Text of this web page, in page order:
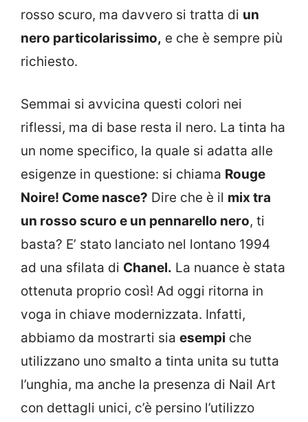
rosso scuro, ma davvero si tratta di un
nero particolarissimo, e che è sempre più
richiesto.
Semmai si avvicina questi colori nei
riflessi, ma di base resta il nero. La tinta ha
un nome specifico, la quale si adatta alle
esigenze in questione: si chiama Rouge
Noire! Come nasce? Dire che è il mix tra
un rosso scuro e un pennarello nero, ti
basta? E’ stato lanciato nel lontano 1994
ad una sfilata di Chanel. La nuance è stata
ottenuta proprio così! Ad oggi ritorna in
voga in chiave modernizzata. Infatti,
abbiamo da mostrarti sia esempi che
utilizzano uno smalto a tinta unita su tutta
l’unghia, ma anche la presenza di Nail Art
con dettagli unici, c’è persino l’utilizzo